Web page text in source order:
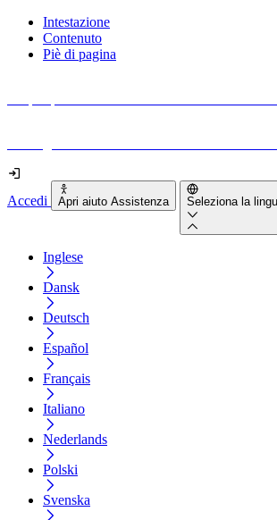
Intestazione
Contenuto
Piè di pagina
Accedi Apri aiuto Assistenza Seleziona la
Inglese
Dansk
Deutsch
Español
Français
Italiano
Nederlands
Polski
Svenska